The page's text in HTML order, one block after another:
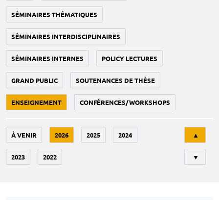
SÉMINAIRES THÉMATIQUES
SÉMINAIRES INTERDISCIPLINAIRES
SÉMINAIRES INTERNES POLICY LECTURES
GRAND PUBLIC SOUTENANCES DE THÈSE
ENSEIGNEMENT CONFÉRENCES/WORKSHOPS
À VENIR 2026 2025 2024
2023 2022
▲
▼